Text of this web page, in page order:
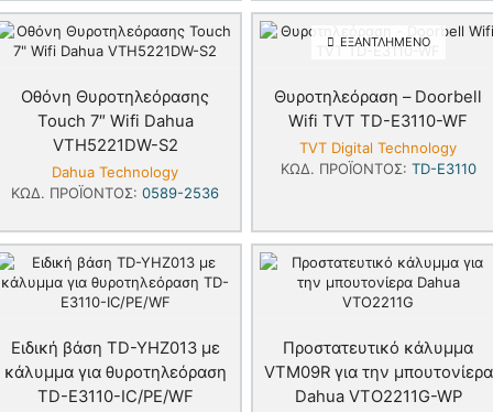
Oθόνη Θυροτηλεόρασης
Touch 7″ Wifi Dahua
VTH5221DW-S2
Dahua Technology
ΚΩΔ. ΠΡΟΪΌΝΤΟΣ: 0589-2536
ΕΞΑΝΤΛΗΜΈΝΟ
Θυροτηλεόραση – Doorbell
Wifi TVT TD-E3110-WF
TVT Digital Technology
ΚΩΔ. ΠΡΟΪΌΝΤΟΣ: TD-E3110
Eιδική βάση TD-YHZ013 με
κάλυμμα για θυροτηλεόραση
TD-E3110-IC/PE/WF
Προστατευτικό κάλυμμα
VTM09R για την μπουτονίερα
Dahua VTO2211G-WP